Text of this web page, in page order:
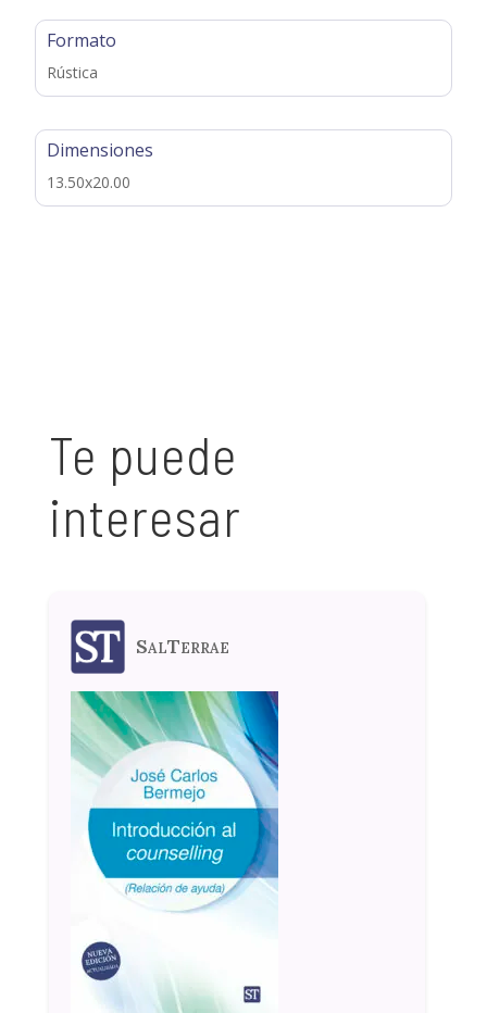
Formato
Rústica
Dimensiones
13.50x20.00
Te puede
interesar
SalTerrae